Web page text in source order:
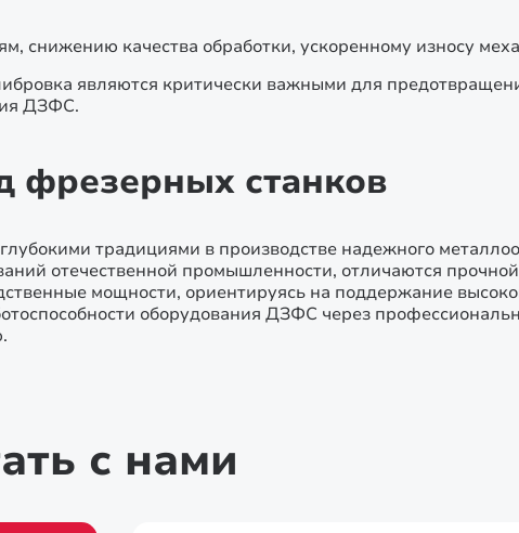
снижению качества обработки, ускоренному износу
являются критически важными для
ДЗФС.
фрезерных станков
традициями в производстве надежного
отечественной промышленности, отличаются
мощности, ориентируясь на поддержание
оборудования ДЗФС через
с нами